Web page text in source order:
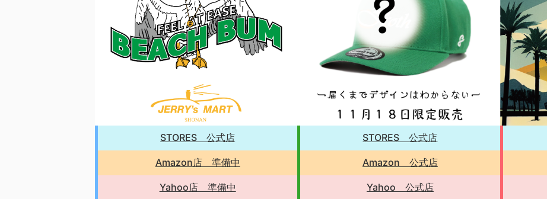
STORES 公式店
Amazon店 準備中
Yahoo店 準備中
STORES 公式店
Amazon 公式店
Yahoo 公式店